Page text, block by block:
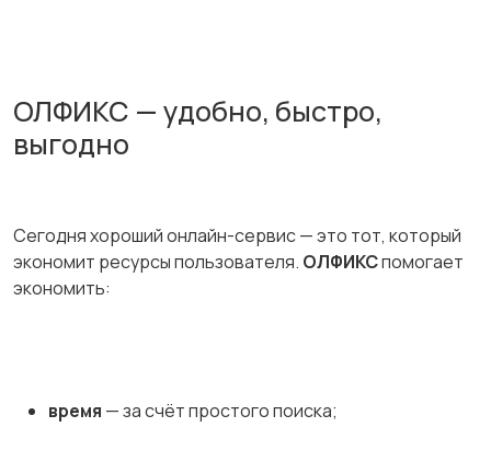
ОЛФИКС — удобно, быстро,
выгодно
Сегодня хороший онлайн-сервис — это тот, который
экономит ресурсы пользователя. ОЛФИКСпомогает
экономить:
время — за счёт простого поиска;